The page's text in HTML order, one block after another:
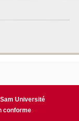
Université
conforme